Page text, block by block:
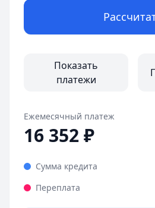
Показать
платежи
Ежемесячный платеж
16 352₽
Сумма кредита
Переплата